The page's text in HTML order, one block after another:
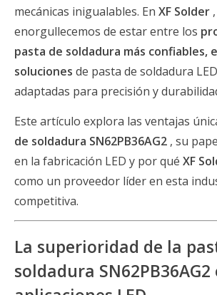
mecánicas inigualables. En XF Solder
enorgullecemos de estar entre los
pasta de soldadura más confiables,
soluciones de pasta de soldadura LED
adaptadas para precisión y
Este artículo explora las ventajas
de soldadura SN62PB36AG2 , su
en la fabricación LED y por qué XF
como un proveedor líder en esta
competitiva.
La superioridad de la
soldadura SN62PB36AG2